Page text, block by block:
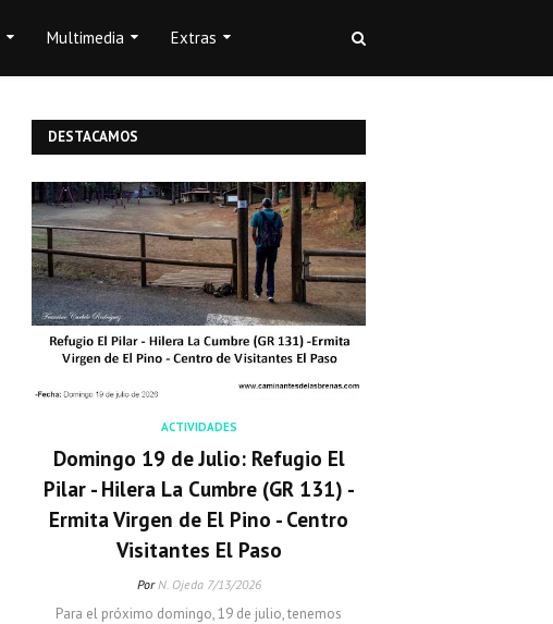
Multimedia Extras
DESTACAMOS
ACTIVIDADES
Domingo 19 de Julio: Refugio El
Pilar - Hilera La Cumbre (GR 131) -
Ermita Virgen de El Pino - Centro
Visitantes El Paso
Por N. Ojeda 7/13/2026
Para el próximo domingo, 19 de julio, tenemos